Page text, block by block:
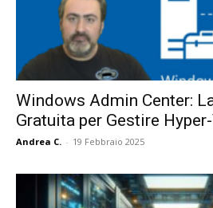
Windows Admin Center:
Gratuita per Gestire
Andrea C. - 19 Febbraio 2025